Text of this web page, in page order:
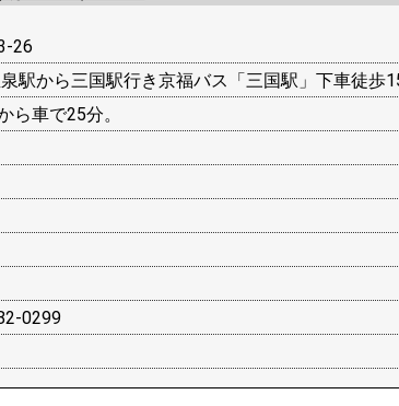
26
泉駅から三国駅行き京福バス「三国駅」下車徒歩
ら車で25分。
0299